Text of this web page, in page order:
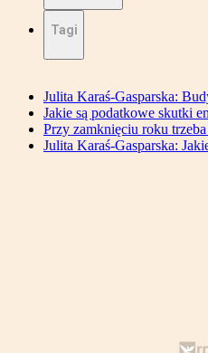
Tagi
Julita Karaś-Gasparska:
Jakie są podatkowe skutki
Przy zamknięciu roku
Julita Karaś-Gasparska: